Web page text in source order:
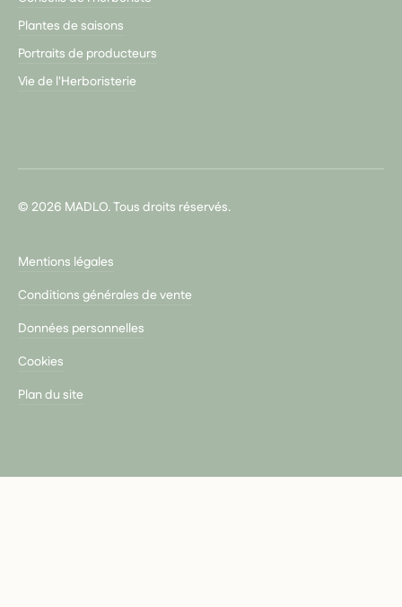
Plantes de saisons
Portraits de producteurs
Vie de l'Herboristerie
© 2026 MADLO. Tous droits réservés.
Mentions légales
Conditions générales de vente
Données personnelles
Cookies
Plan du site